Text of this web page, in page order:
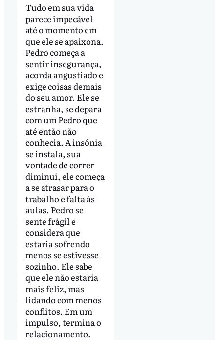
Tudo em sua vida
parece impecável
até o momento em
que ele se apaixona.
Pedro começa a
sentir insegurança,
acorda angustiado e
exige coisas demais
do seu amor. Ele se
estranha, se depara
com um Pedro que
até então não
conhecia. A insônia
se instala, sua
vontade de correr
diminui, ele começa
a se atrasar para o
trabalho e falta às
aulas. Pedro se
sente frágil e
considera que
estaria sofrendo
menos se estivesse
sozinho. Ele sabe
que ele não estaria
mais feliz, mas
lidando com menos
conflitos. Em um
impulso, termina o
relacionamento.